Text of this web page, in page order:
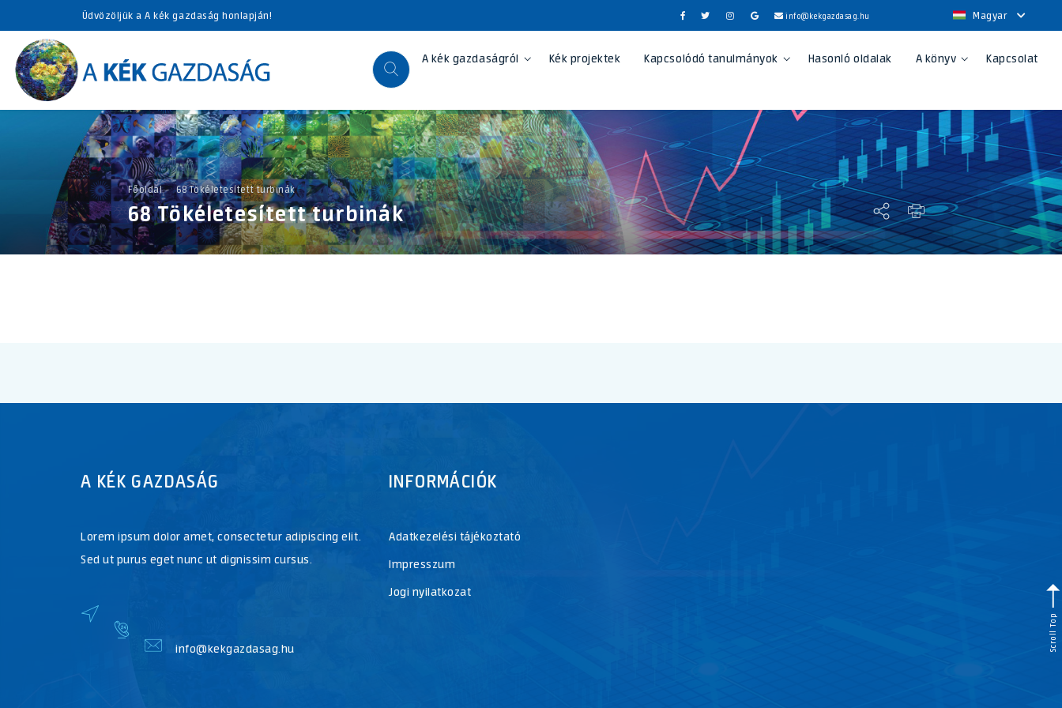
Üdvözöljük a A kék gazdaság honlapján! info@kekgazdasag.hu Magyar
A kék gazdaságról Kék projektek Kapcsolódó tanulmányok Hasonló oldalak A könyv Kapcsolat
Főoldal 68 Tökéletesített turbinák
68 Tökéletesített turbinák
A KÉK GAZDASÁG
Lorem ipsum dolor amet, consectetur adipiscing elit.
Sed ut purus eget nunc ut dignissim cursus.
info@kekgazdasag.hu
INFORMÁCIÓK
Adatkezelési tájékoztató
Impresszum
Jogi nyilatkozat
Scroll Top